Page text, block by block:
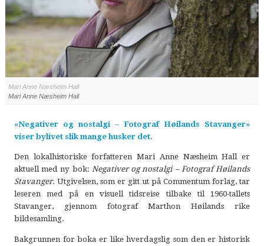
Mari Anne Næsheim Hall
Mari Anne Næsheim Hall
«Negativer og nostalgi – Fotograf Høilands Stavanger»
viser bylivet slik mange husker det.
Den lokalhistoriske forfatteren Mari Anne Næsheim Hall er
aktuell med ny bok: Negativer og nostalgi – Fotograf Høilands
Stavanger. Utgivelsen, som er gitt ut på Commentum forlag, tar
leseren med på en visuell tidsreise tilbake til 1960-tallets
Stavanger, gjennom fotograf Marthon Høilands rike
bildesamling.
Bakgrunnen for boka er like hverdagslig som den er historisk